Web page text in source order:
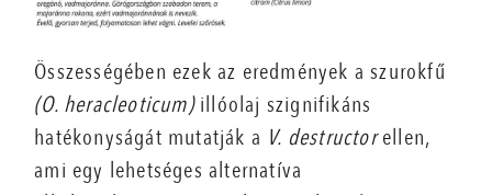
Összességében ezek az eredmények a szurokfű
(O. heracleoticum)illóolaj szignifikáns
hatékonyságát mutatják a V. destructorellen,
ami egy lehetséges alternatíva